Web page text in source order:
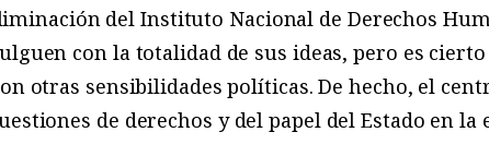
del Instituto Nacional de Derechos
con la totalidad de sus ideas, pero es
otras sensibilidades políticas. De hecho, el
de derechos y del papel del Estado en